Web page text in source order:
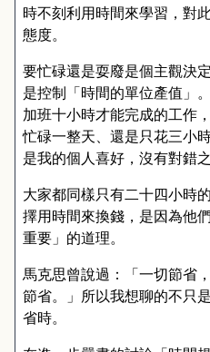
時不刻利用時間來學習 ， 對
態度。
要忙碌還是耍廢是個主觀決定
是控制
「 時間的單位產值 」。
加班十小時才能完成的工作 ，
忙碌一整天
還是只花三小
是我的個人喜好 ， 沒有對錯
大家都同樣只有二十四小時
擇用時間來換錢，是因為他
重要」的道理。
馬克思曾說過 ：「 一切節省 ，
節省。」 所以我想聊的不只
省時。